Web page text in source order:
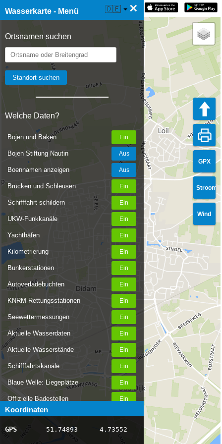
Wasserkarte - Menü ×
Ortsnamen suchen
Welche Daten?
Bojen und Baken
Bojen Stiftung Nautin
Boennamen anzeigen
Brücken und Schleusen
Schifffahrt schildern
UKW-Funkkanäle
Yachthäfen
Kilometrierung
Bunkerstationen
Autoverladebuchten
KNRM-Rettungsstationen
Seewettermessungen
Aktuelle Wasserdaten
Aktuelle Wasserstände
Schifffahrtskanäle
Blaue Welle: Liegeplätze
Offizielle Badestellen
Nachrichten Binnenschifffahrt
AIS-Schiffspositionen
Koordinaten
GPS 51.74893 4.73552
☰ Wasserkarte Live 🇩🇪
GPX
Stroom
Wind